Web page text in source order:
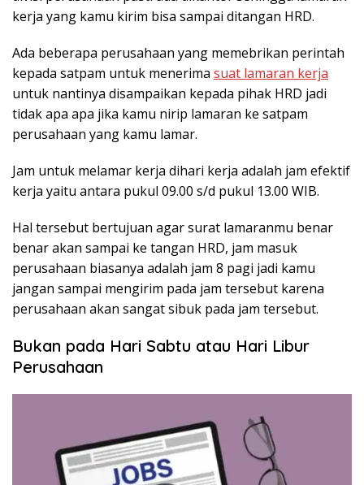
kerja yang kamu kirim bisa sampai ditangan HRD.
Ada beberapa perusahaan yang memebrikan perintah
kepada satpam untuk menerima suat lamaran kerja
untuk nantinya disampaikan kepada pihak HRD jadi
tidak apa apa jika kamu nirip lamaran ke satpam
perusahaan yang kamu lamar.
Jam untuk melamar kerja dihari kerja adalah jam efektif
kerja yaitu antara pukul 09.00 s/d pukul 13.00 WIB.
Hal tersebut bertujuan agar surat lamaranmu benar
benar akan sampai ke tangan HRD, jam masuk
perusahaan biasanya adalah jam 8 pagi jadi kamu
jangan sampai mengirim pada jam tersebut karena
perusahaan akan sangat sibuk pada jam tersebut.
Bukan pada Hari Sabtu atau Hari Libur
Perusahaan